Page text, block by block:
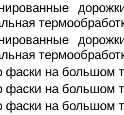
фаски на большом
фаски на большом
фаски на большом